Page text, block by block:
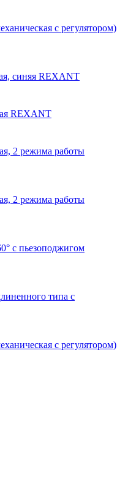
с регулятором)
синяя REXANT
REXANT
2 режима работы
2 режима работы
с пьезоподжигом
типа с
с регулятором)